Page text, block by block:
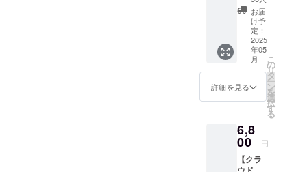
にした
もの
で、風
水ライ
フデザ
インス
クール
だけの
です。
60種類
の干支
の中か
氣質
カード
が加
わっ
た、
**75枚
のカー
ドセッ
容】 ＊
60干支
まセラ
アセッ
トで、
ことだ
まの力
を最大
限に引
き出
す！ あ
なたら
を引き
寄せ
る〜60
干支こ
お届
け予
定：
2025
年05
月
詳細を見る
こ
の
リ
タ
ー
ン
を
選
択
す
る
6,8
00 円
【クラ